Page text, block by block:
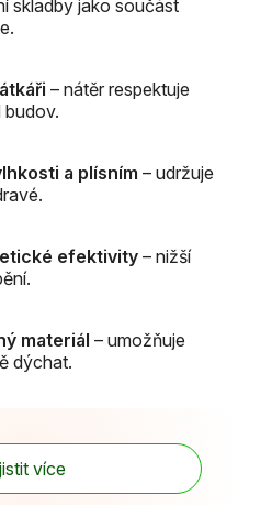
skladby jako součást
– nátěr respektuje
a plísním – udržuje
efektivity – nižší
materiál – umožňuje
dýchat.
více